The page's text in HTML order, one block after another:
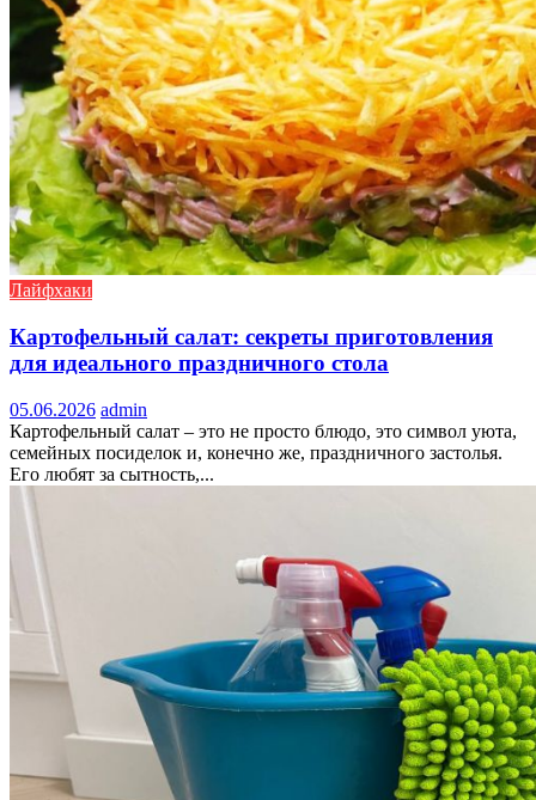
Лайфхаки
Картофельный салат: секреты приготовления
для идеального праздничного стола
05.06.2026 admin
Картофельный салат – это не просто блюдо, это символ уюта,
семейных посиделок и, конечно же, праздничного застолья.
Его любят за сытность,...